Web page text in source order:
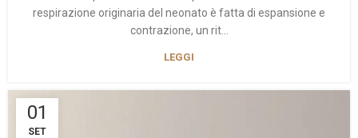
respirazione originaria del neonato è fatta di espansione e
contrazione, un rit...
LEGGI
01
SET